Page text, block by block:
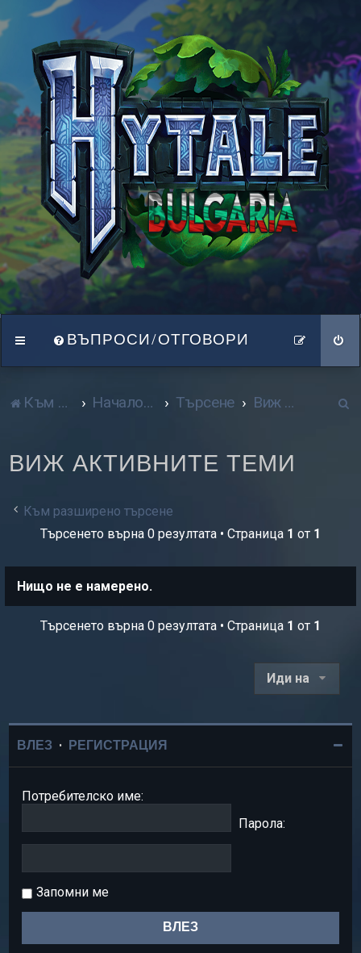
ВЪПРОСИ/ОТГОВОРИ
Към сайта Начало форум Търсене Виж активните теми
ВИЖ АКТИВНИТЕ ТЕМИ
Към разширено търсене
Търсенето върна 0 резултата • Страница 1 от 1
Нищо не е намерено.
Търсенето върна 0 резултата • Страница 1 от 1
Иди на
ВЛЕЗ • РЕГИСТРАЦИЯ
Потребителско име:
Парола:
Запомни ме